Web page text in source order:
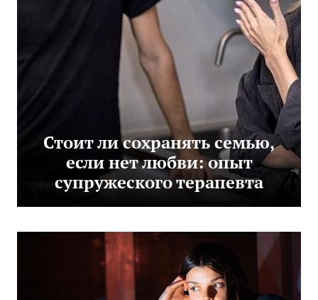
Стоит ли сохранять семью,
если нет любви: опыт
супружеского терапевта